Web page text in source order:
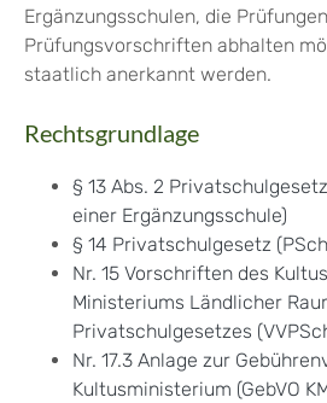
Ergänzungsschulen, die
Prüfungsvorschriften abhalten
staatlich anerkannt werden.
Rechtsgrundlage
§ 13 Abs. 2
einer Ergänzungsschule)
§ 14 Privatschulgesetz
Nr. 15 Vorschriften des
Ministeriums Ländlicher
Privatschulgesetzes
Nr. 17.3 Anlage zur
Kultusministerium (GebVO